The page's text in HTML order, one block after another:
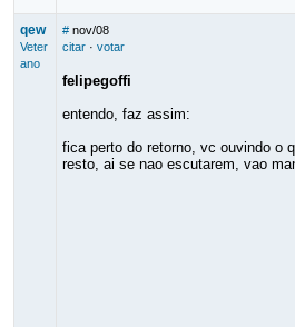
qew
Veter
ano
# nov/08
citar· votar
felipegoffi
entendo, faz assim:
fica perto do retorno, vc ouvindo o
resto, ai se nao escutarem, vao